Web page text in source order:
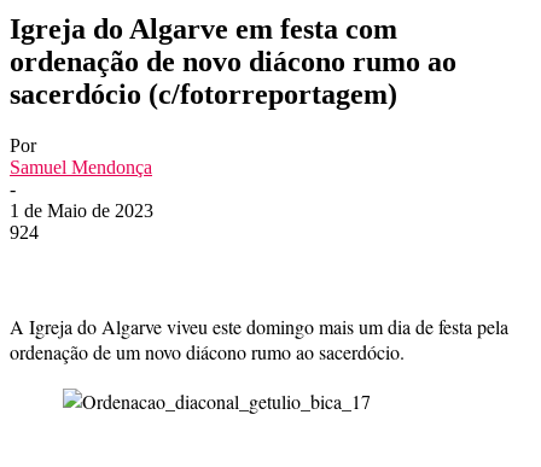
Igreja do Algarve em festa com
ordenação de novo diácono rumo ao
sacerdócio (c/fotorreportagem)
Por
Samuel Mendonça
-
1 de Maio de 2023
924
A Igreja do Algarve viveu este domingo mais um dia de festa pela
ordenação de um novo diácono rumo ao sacerdócio.